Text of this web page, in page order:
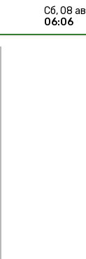
сб, 08
06:06